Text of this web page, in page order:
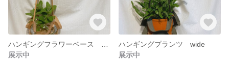
展示中
ハンギングプランツ wide
展示中